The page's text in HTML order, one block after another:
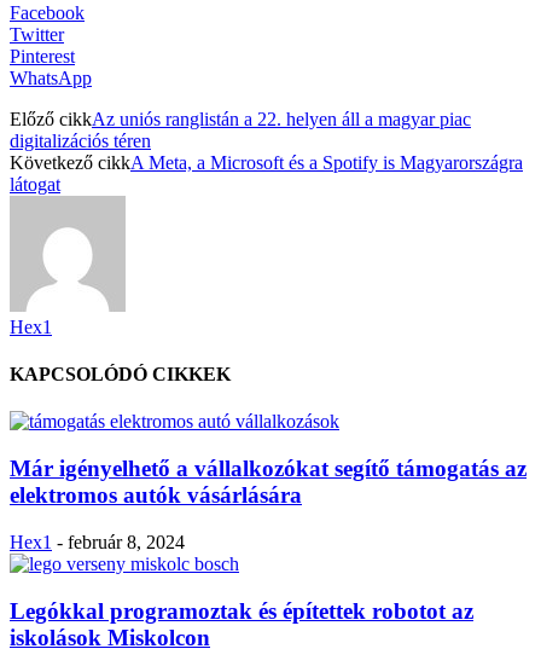
Facebook
Twitter
Pinterest
WhatsApp
Előző cikkAz uniós ranglistán a 22. helyen áll a magyar piac
digitalizációs téren
Következő cikkA Meta, a Microsoft és a Spotify is Magyarországra
látogat
Hex1
KAPCSOLÓDÓ CIKKEK
Már igényelhető a vállalkozókat segítő támogatás az
elektromos autók vásárlására
Hex1 - február 8, 2024
Legókkal programoztak és építettek robotot az
iskolások Miskolcon